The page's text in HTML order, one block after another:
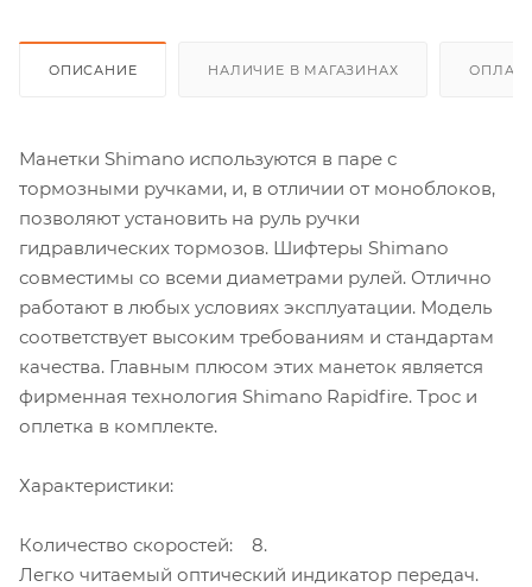
ОПИСАНИЕ НАЛИЧИЕ В МАГАЗИНАХ
Манетки Shimano используются в паре с
тормозными ручками, и, в отличии от моноблоков,
позволяют установить на руль ручки
гидравлических тормозов. Шифтеры Shimano
совместимы со всеми диаметрами рулей. Отлично
работают в любых условиях эксплуатации. Модель
соответствует высоким требованиям и стандартам
качества. Главным плюсом этих манеток является
фирменная технология Shimano Rapidfire. Трос и
оплетка в комплекте.
Характеристики:
Количество скоростей: 8.
Легко читаемый оптический индикатор передач.